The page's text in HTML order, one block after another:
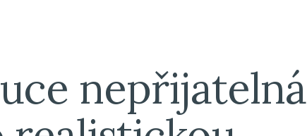
nepřijatelná